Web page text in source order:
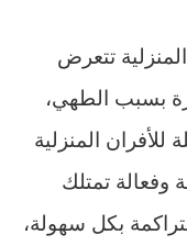
تتعرض
بسبب الطهي،
المنزلية
وفعالة تمتلك
بكل سهولة،